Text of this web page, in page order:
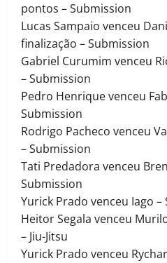
pontos – Submission
Lucas Sampaio venceu
finalização – Submission
Gabriel Curumim venceu
– Submission
Pedro Henrique venceu
Submission
Rodrigo Pacheco venceu
– Submission
Tati Predadora venceu
Submission
Yurick Prado venceu Iago –
Heitor Segala venceu
– Jiu-Jitsu
Yurick Prado venceu